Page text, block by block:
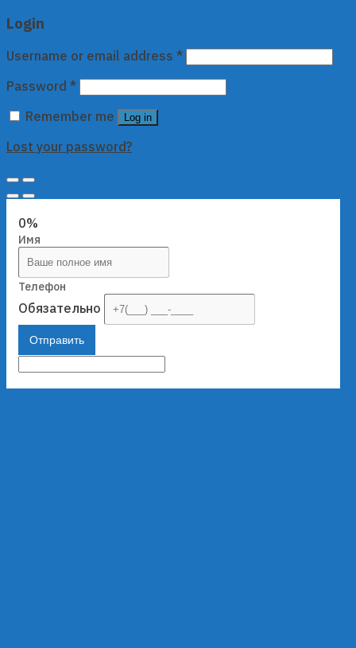
Login
Username or email address *
Password *
Remember me
Log in
Lost your password?
0%
Имя
Телефон
Обязательно
Отправить